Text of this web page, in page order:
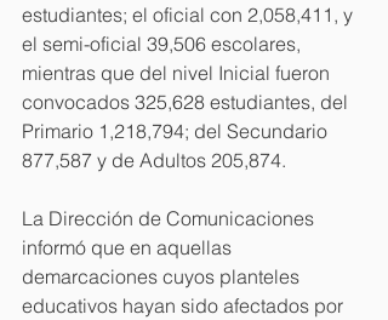
estudiantes; el oficial con 2,058,411, y
el semi-oficial 39,506 escolares,
mientras que del nivel Inicial fueron
convocados 325,628 estudiantes, del
Primario 1,218,794; del Secundario
877,587 y de Adultos 205,874.
La Dirección de Comunicaciones
informó que en aquellas
demarcaciones cuyos planteles
educativos hayan sido afectados por